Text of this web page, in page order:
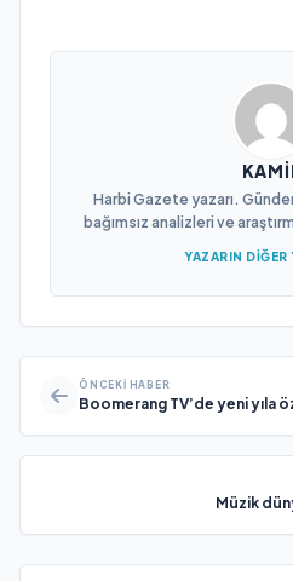
Harbi Gazete yazarı.
bağımsız analizleri ve
YAZARIN DIĞER
ÖNCEKI HABER
Boomerang TV’de yeni yıla
Müzik